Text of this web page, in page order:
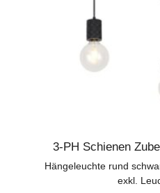
3-PH Schienen
Hängeleuchte rund
exkl.